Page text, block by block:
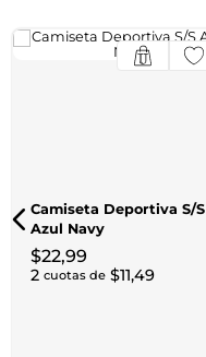
Camiseta Deportiva S/S
Azul Navy
$22,99
2 cuotas de $11,49